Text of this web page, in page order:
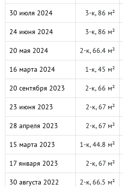
30 июля 2024 3-к, 86 м²
24 июня 2024 3-к, 86 м²
20 мая 2024 2-к, 66.4 м²
16 марта 2024 1-к, 45 м²
20 сентября 2023 2-к, 66 м²
23 июня 2023 2-к, 67 м²
28 апреля 2023 2-к, 67 м²
15 марта 2023 1-к, 44.8 м²
17 января 2023 2-к, 67 м²
30 августа 2022 2-к, 66.5 м²